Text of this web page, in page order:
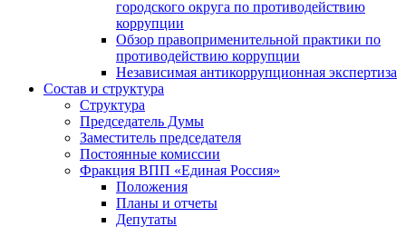
городского округа по противодействию
коррупции
Обзор правоприменительной практики по
противодействию коррупции
Независимая антикоррупционная экспертиза
Состав и структура
Структура
Председатель Думы
Заместитель председателя
Постоянные комиссии
Фракция ВПП «Единая Россия»
Положения
Планы и отчеты
Депутаты